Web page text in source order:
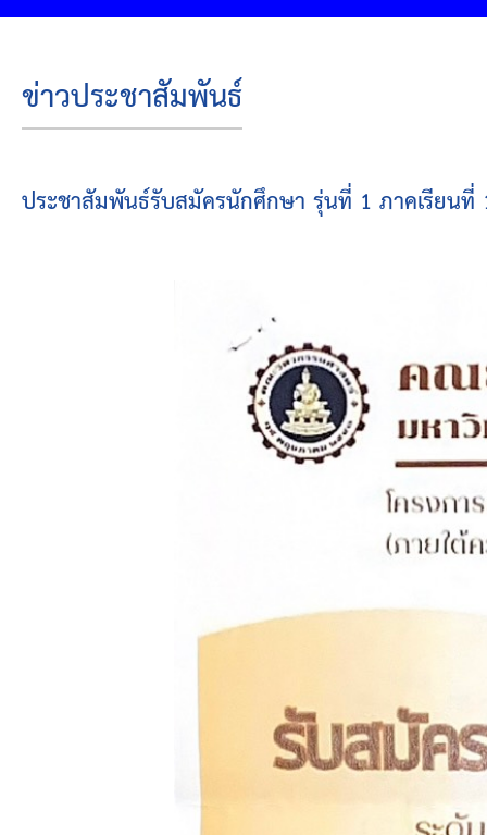
ข่าวประชาสัมพันธ์
ประชาสัมพันธ์รับสมัครนักศึกษา รุ่นที่ 1 ภาคเรียนที่